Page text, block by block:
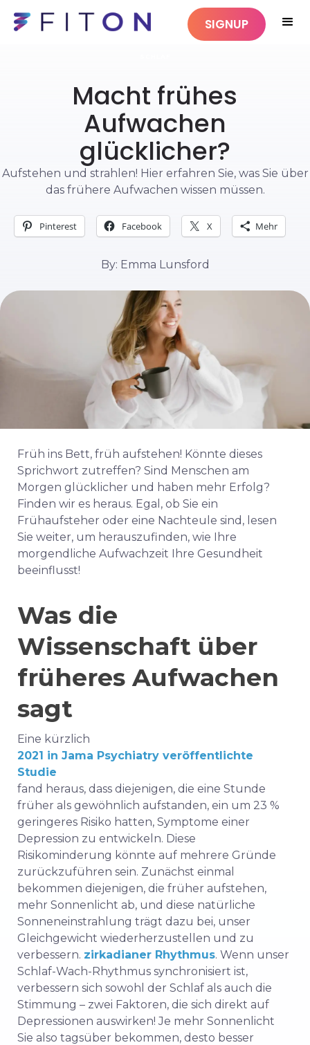
SIGNUP
Macht frühes
Aufwachen
glücklicher?
Aufstehen und strahlen! Hier erfahren Sie, was Sie über
das frühere Aufwachen wissen müssen.
Pinterest Facebook X Mehr
By: Emma Lunsford
Früh ins Bett, früh aufstehen! Könnte dieses
Sprichwort zutreffen? Sind Menschen am
Morgen glücklicher und haben mehr Erfolg?
Finden wir es heraus. Egal, ob Sie ein
Frühaufsteher oder eine Nachteule sind, lesen
Sie weiter, um herauszufinden, wie Ihre
morgendliche Aufwachzeit Ihre Gesundheit
beeinflusst!
Was die
Wissenschaft über
früheres Aufwachen
sagt
Eine kürzlich
2021 in Jama Psychiatry veröffentlichte
Studie
fand heraus, dass diejenigen, die eine Stunde
früher als gewöhnlich aufstanden, ein um 23 %
geringeres Risiko hatten, Symptome einer
Depression zu entwickeln. Diese
Risikominderung könnte auf mehrere Gründe
zurückzuführen sein. Zunächst einmal
bekommen diejenigen, die früher aufstehen,
mehr Sonnenlicht ab, und diese natürliche
Sonneneinstrahlung trägt dazu bei, unser
Gleichgewicht wiederherzustellen und zu
verbessern. zirkadianer Rhythmus. Wenn unser
Schlaf-Wach-Rhythmus synchronisiert ist,
verbessern sich sowohl der Schlaf als auch die
Stimmung – zwei Faktoren, die sich direkt auf
Depressionen auswirken! Je mehr Sonnenlicht
Sie also tagsüber bekommen, desto besser